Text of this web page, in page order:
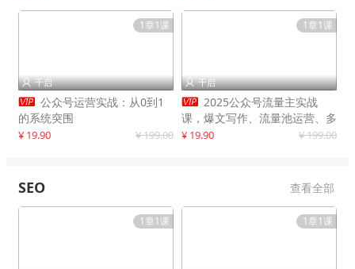
1章1课
 千启
 公众号运营实战：从0到1
的系统突围
¥ 19.90 ¥ 199.00
1章1课
 千启
 2025公众号流量主实战
课，爆文写作、流量池运营、多
平台分发，新手日入千元月赚5
¥ 19.90 ¥ 199.00
SEO 查看全部
1章1课 1章1课